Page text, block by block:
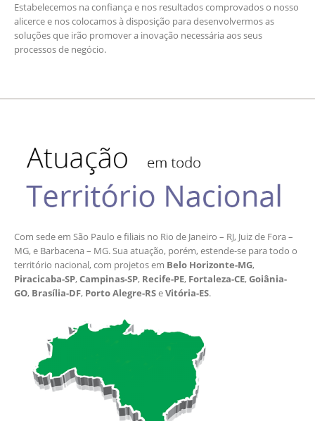
Estabelecemos na confiança e nos resultados comprovados o nosso
alicerce e nos colocamos à disposição para desenvolvermos as
soluções que irão promover a inovação necessária aos seus
processos de negócio.
Com sede em São Paulo e filiais no Rio de Janeiro – RJ, Juiz de Fora –
MG, e Barbacena – MG. Sua atuação, porém, estende-se para todo o
território nacional, com projetos em Belo Horizonte-MG,
Piracicaba-SP,Campinas-SP, Recife-PE, Fortaleza-CE,Goiânia-
GO, Brasília-DF, Porto Alegre-RSeVitória-ES.